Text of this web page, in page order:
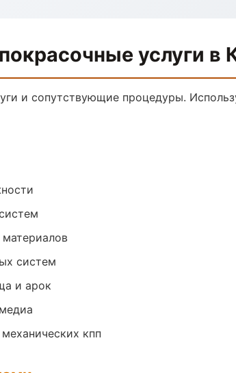
услуги в
и сопутствующие процедуры.
систем
и арок
кпп